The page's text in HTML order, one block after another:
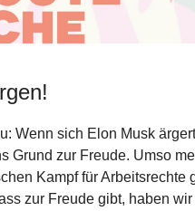
Wenn sich Elon Musk
Grund zur Freude. Umso
Kampf für Arbeitsrechte
zur Freude gibt, haben wir